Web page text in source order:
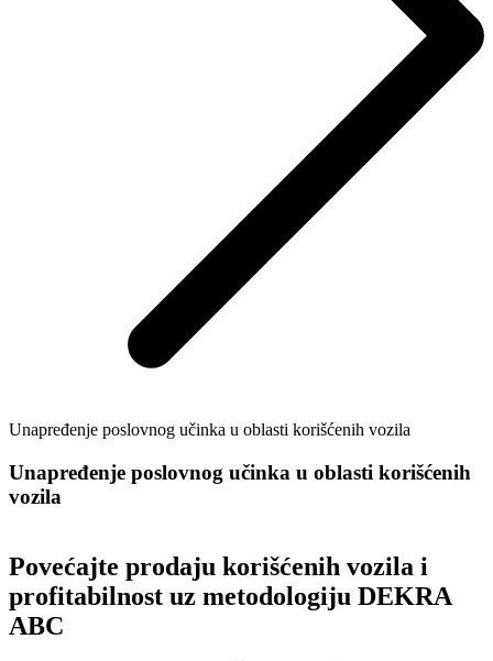
Unapređenje poslovnog učinka u oblasti korišćenih vozila
Unapređenje poslovnog učinka u oblasti korišćenih
vozila
Povećajte prodaju korišćenih vozila i
profitabilnost uz metodologiju DEKRA
ABC